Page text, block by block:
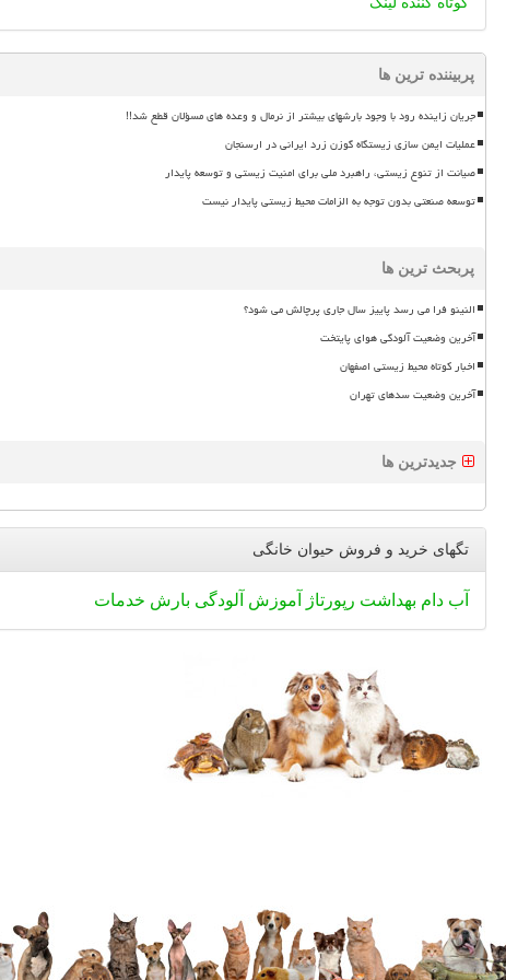
پربیننده ترین ها
جریان زاینده رود با وجود بارشهای بیشتر از نرمال و وعده های مسؤلان قطع شد!!
عملیات ایمن سازی زیستگاه گوزن زرد ایرانی در ارسنجان
صیانت از تنوع زیستی، راهبرد ملی برای امنیت زیستی و توسعه پایدار
توسعه صنعتی بدون توجه به الزامات محیط زیستی پایدار نیست
پربحث ترین ها
النینو فرا می رسد پاییز سال جاری پرچالش می شود؟
آخرین وضعیت آلودگی هوای پایتخت
اخبار کوتاه محیط زیستی اصفهان
آخرین وضعیت سدهای تهران
جدیدترین ها
تگهای خرید و فروش حیوان خانگی
آب دام بهداشت رپورتاژ آموزش آلودگی بارش خدمات